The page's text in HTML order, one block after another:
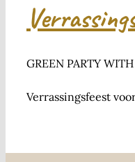
GREEN PARTY
Verrassingsfeest